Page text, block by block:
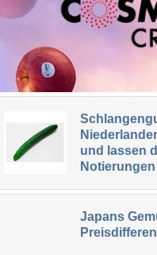
und lassen
Japans